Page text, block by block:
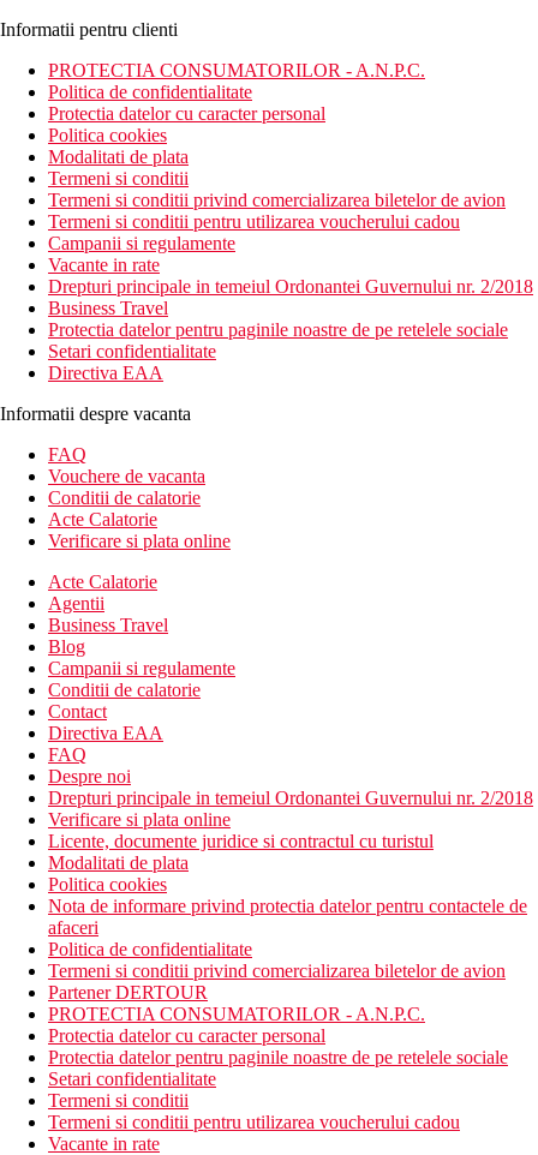
Informatii pentru clienti
PROTECTIA CONSUMATORILOR - A.N.P.C.
Politica de confidentialitate
Protectia datelor cu caracter personal
Politica cookies
Modalitati de plata
Termeni si conditii
Termeni si conditii privind comercializarea biletelor de avion
Termeni si conditii pentru utilizarea voucherului cadou
Campanii si regulamente
Vacante in rate
Drepturi principale in temeiul Ordonantei Guvernului nr. 2/2018
Business Travel
Protectia datelor pentru paginile noastre de pe retelele sociale
Setari confidentialitate
Directiva EAA
Informatii despre vacanta
FAQ
Vouchere de vacanta
Conditii de calatorie
Acte Calatorie
Verificare si plata online
Acte Calatorie
Agentii
Business Travel
Blog
Campanii si regulamente
Conditii de calatorie
Contact
Directiva EAA
FAQ
Despre noi
Drepturi principale in temeiul Ordonantei Guvernului nr. 2/2018
Verificare si plata online
Licente, documente juridice si contractul cu turistul
Modalitati de plata
Politica cookies
Nota de informare privind protectia datelor pentru contactele de
afaceri
Politica de confidentialitate
Termeni si conditii privind comercializarea biletelor de avion
Partener DERTOUR
PROTECTIA CONSUMATORILOR - A.N.P.C.
Protectia datelor cu caracter personal
Protectia datelor pentru paginile noastre de pe retelele sociale
Setari confidentialitate
Termeni si conditii
Termeni si conditii pentru utilizarea voucherului cadou
Vacante in rate